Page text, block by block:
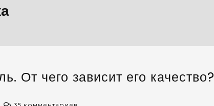
От чего зависит его качество?